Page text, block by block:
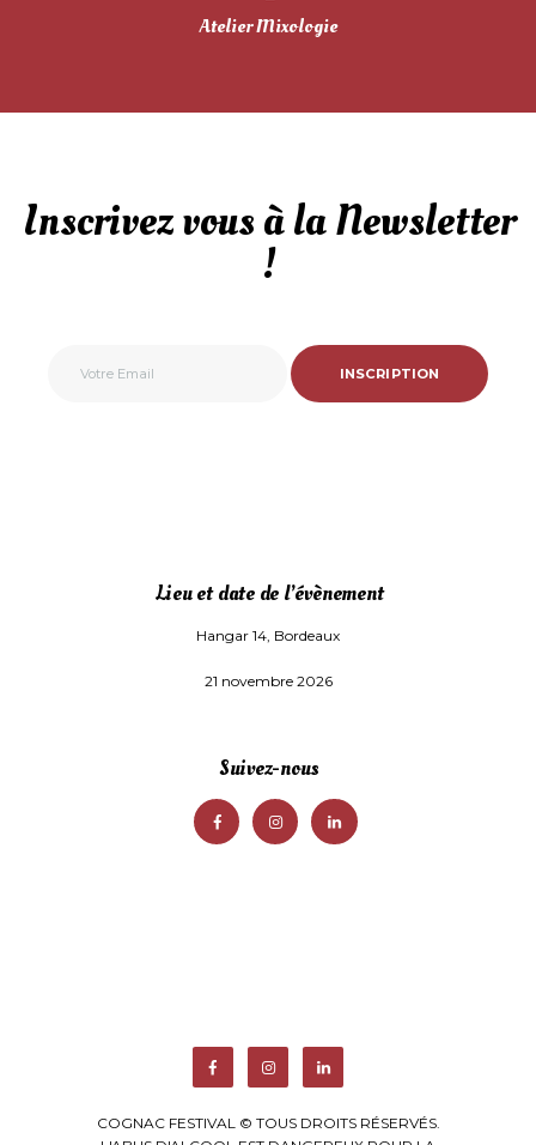
Atelier Mixologie
Inscrivez vous à la Newsletter
!
INSCRIPTION
Lieu et date de l’évènement
Hangar 14, Bordeaux
21 novembre 2026
Suivez-nous
COGNAC FESTIVAL © TOUS DROITS RÉSERVÉS.